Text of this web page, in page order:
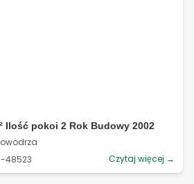
Ilość pokoi 2 Rok Budowy 2002
48523
Czytaj więcej →